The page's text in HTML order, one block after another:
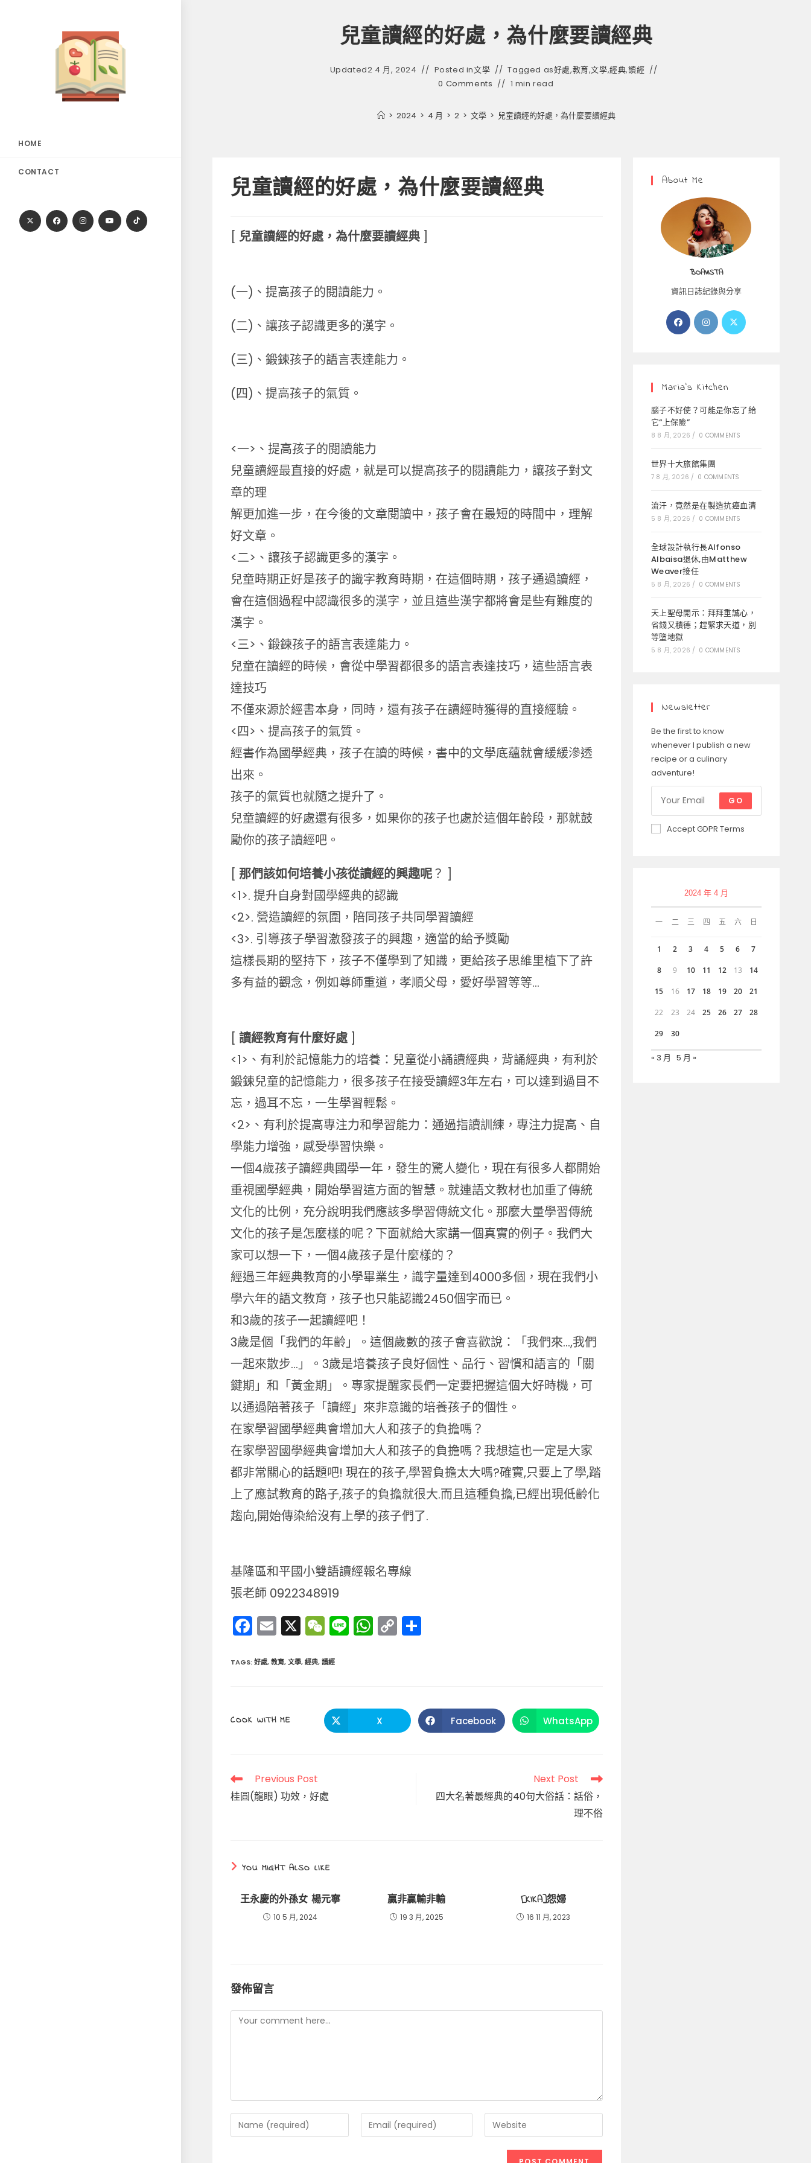
HOME
CONTACT
兒童讀經的好處，為什麼要讀經典
Updated2 4 月, 2024 Posted in文學 Tagged as好處,教育,文學,經典,讀經
0 Comments
1 min read
> 2024 > 4 月 > 2 > 文學 > 兒童讀經的好處，為什麼要讀經典
兒童讀經的好處，為什麼要讀經典
[兒童讀經的好處，為什麼要讀經典 ]
(一)、提高孩子的閱讀能力。
(二)、讓孩子認識更多的漢字。
(三)、鍛鍊孩子的語言表達能力。
(四)、提高孩子的氣質。
<一>、提高孩子的閱讀能力
兒童讀經最直接的好處，就是可以提高孩子的閱讀能力，讓孩子對文
章的理
解更加進一步，在今後的文章閱讀中，孩子會在最短的時間中，理解
好文章。
<二>、讓孩子認識更多的漢字。
兒童時期正好是孩子的識字教育時期，在這個時期，孩子通過讀經，
會在這個過程中認識很多的漢字，並且這些漢字都將會是些有難度的
漢字。
<三>、鍛鍊孩子的語言表達能力。
兒童在讀經的時候，會從中學習都很多的語言表達技巧，這些語言表
達技巧
不僅來源於經書本身，同時，還有孩子在讀經時獲得的直接經驗。
<四>、提高孩子的氣質。
經書作為國學經典，孩子在讀的時候，書中的文學底蘊就會緩緩滲透
出來。
孩子的氣質也就隨之提升了。
兒童讀經的好處還有很多，如果你的孩子也處於這個年齡段，那就鼓
勵你的孩子讀經吧。
[ 那們該如何培養小孩從讀經的興趣呢？ ]
<1>. 提升自身對國學經典的認識
<2>. 營造讀經的氛圍，陪同孩子共同學習讀經
<3>. 引導孩子學習激發孩子的興趣，適當的給予獎勵
這樣長期的堅持下，孩子不僅學到了知識，更給孩子思維里植下了許
多有益的觀念，例如尊師重道，孝順父母，愛好學習等等…
[讀經教育有什麼好處]
<1>、有利於記憶能力的培養：兒童從小誦讀經典，背誦經典，有利於
鍛鍊兒童的記憶能力，很多孩子在接受讀經3年左右，可以達到過目不
忘，過耳不忘，一生學習輕鬆。
<2>、有利於提高專注力和學習能力：通過指讀訓練，專注力提高、自
學能力增強，感受學習快樂。
一個4歲孩子讀經典國學一年，發生的驚人變化，現在有很多人都開始
重視國學經典，開始學習這方面的智慧。就連語文教材也加重了傳統
文化的比例，充分說明我們應該多學習傳統文化。那麼大量學習傳統
文化的孩子是怎麼樣的呢？下面就給大家講一個真實的例子。我們大
家可以想一下，一個4歲孩子是什麼樣的？
經過三年經典教育的小學畢業生，識字量達到4000多個，現在我們小
學六年的語文教育，孩子也只能認識2450個字而已。
和3歲的孩子一起讀經吧！
3歲是個「我們的年齡」。這個歲數的孩子會喜歡說：「我們來…,我們
一起來散步…」。3歲是培養孩子良好個性、品行、習慣和語言的「關
鍵期」和「黃金期」。專家提醒家長們一定要把握這個大好時機，可
以通過陪著孩子「讀經」來非意識的培養孩子的個性。
在家學習國學經典會增加大人和孩子的負擔嗎？
在家學習國學經典會增加大人和孩子的負擔嗎？我想這也一定是大家
都非常關心的話題吧! 現在的孩子,學習負擔太大嗎?確實,只要上了學,踏
上了應試教育的路子,孩子的負擔就很大.而且這種負擔,已經出現低齡化
趨向,開始傳染給沒有上學的孩子們了.
基隆區和平國小雙語讀經報名專線
張老師 0922348919
F
a
c
o
E
m
ai
X W
e
C
a
t
Li
n
W
h
A
p
p
C
o
Li
n
k
TAGS:好處, 教育, 文學, 經典, 讀經
COOK WITH MESHARE
Opens
in
X Opens
in
Facebook Opens
in
WhatsApp
Read
more
articles
Previous Post
桂圓(龍眼) 功效，好處
Next Post
四大名著最經典的40句大俗話：話俗，
理不俗
YOU MIGHT ALSO LIKE
王永慶的外孫女 楊元寧
10 5 月, 2024
贏非贏輸非輸
19 3 月, 2025
[KIKA]怨婦
16 11 月, 2023
發佈留言
Comment
Enter
your
Enter
your
Enter
your
website
About Me
BOAVISTA
資訊日誌紀錄與分享
Opens
in
Opens
in
Opens
Maria’s Kitchen
腦子不好使？可能是你忘了給
它“上保險”
8 8 月, 2026 / 0 COMMENTS
世界十大旅館集團
7 8 月, 2026 / 0 COMMENTS
流汗，竟然是在製造抗癌血清
5 8 月, 2026 / 0 COMMENTS
全球設計執行長Alfonso
Albaisa退休,由Matthew
Weaver接任
5 8 月, 2026 / 0 COMMENTS
天上聖母開示：拜拜重誠心，
省錢又積德；趕緊求天道，別
等墮地獄
5 8 月, 2026 / 0 COMMENTS
Newsletter
Be the first to know
whenever I publish a new
recipe or a culinary
adventure!
GO
Accept GDPR Terms
2024 年 4 月
一 二 三 四 五 六 日
1 2 3 4 5 6 7
8 9 10 11 12 13 14
15 16 17 18 19 20 21
22 23 24 25 26 27 28
29 30
« 3 月 5 月 »